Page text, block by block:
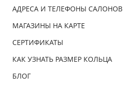
АДРЕСА И ТЕЛЕФОНЫ САЛОНОВ
МАГАЗИНЫ НА КАРТЕ
СЕРТИФИКАТЫ
КАК УЗНАТЬ РАЗМЕР КОЛЬЦА
БЛОГ